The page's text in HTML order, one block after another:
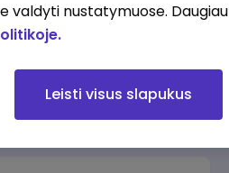
Krovėjas (-a) Ringauduose (galimybė dirbti nepilnu etatu)
valdyti nustatymuose. Daugiau
Leisti visus slapukus